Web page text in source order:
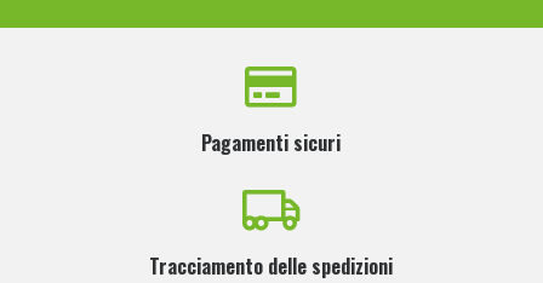
Pagamenti sicuri
Tracciamento delle spedizioni